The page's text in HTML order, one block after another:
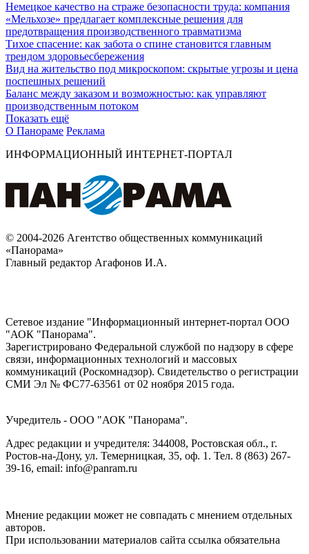
Немецкое качество на страже безопасности труда: компания
«Мельхозе» предлагает комплексные решения для
предотвращения производственного травматизма
Тихое спасение: как забота о спине становится главным
трендом здоровьесбережения
Вид на жительство под микроскопом: скрытые угрозы и цена
поспешных решений
Баланс между заказом и возможностью: как управляют
производственным потоком
Показать ещё
О Панораме Реклама
ИНФОРМАЦИОННЫЙ ИНТЕРНЕТ-ПОРТАЛ
© 2004-2026 Агентство общественных коммуникаций
«Панорама»
Главный редактор Агафонов И.А.
Сетевое издание "Информационный интернет-портал ООО
"АОК "Панорама".
Зарегистрировано Федеральной службой по надзору в сфере
связи, информационных технологий и массовых
коммуникаций (Роскомнадзор). Cвидетельство о регистрации
СМИ Эл № ФС77-63561 от 02 ноября 2015 года.
Учредитель - ООО "АОК "Панорама".
Адрес редакции и учредителя: 344008, Ростовская обл., г.
Ростов-на-Дону, ул. Темерницкая, 35, оф. 1. Тел. 8 (863) 267-
39-16, email: info@panram.ru
Мнение редакции может не совпадать с мнением отдельных
авторов.
При использовании материалов сайта ссылка обязательна